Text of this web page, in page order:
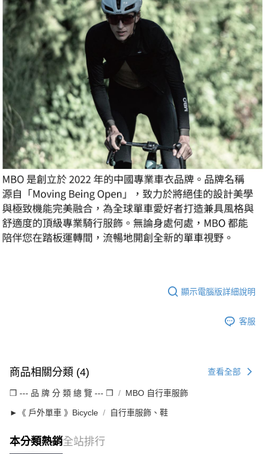
顯示電腦版詳細說明
客服
商品相關分類 (4) 查看全部
❒ --- 品 牌 分 類 總 覽 --- ❒ MBO 自行車服飾
►《 戶外單車 》Bicycle 自行車服飾、鞋
本分類熱銷全站排行